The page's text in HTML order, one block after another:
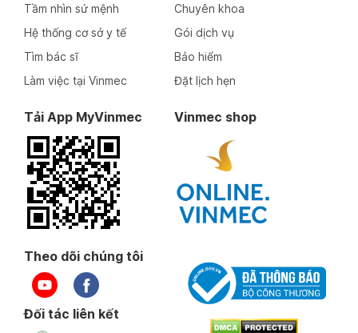
Tầm nhìn sứ mệnh
Hệ thống cơ sở y tế
Tìm bác sĩ
Làm việc tại Vinmec
Chuyên khoa
Gói dịch vụ
Bảo hiểm
Đặt lịch hẹn
Tải App MyVinmec Vinmec shop
Theo dõi chúng tôi
Đối tác liên kết